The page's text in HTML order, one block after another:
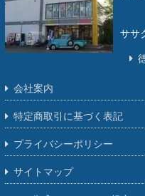
ササ
会社案内
特定商取引に基づく表記
プライバシーポリシー
サイトマップ